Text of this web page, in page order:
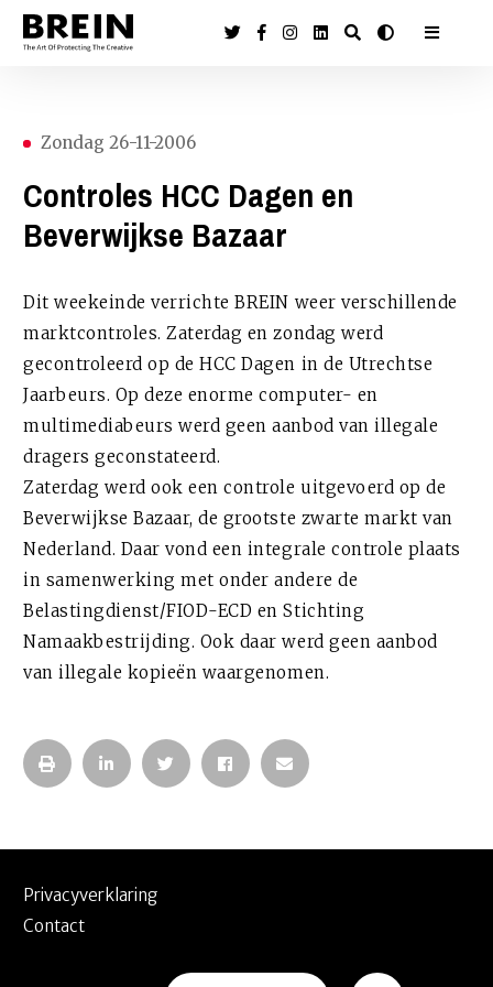
Zondag 26-11-2006
Controles HCC Dagen en
Beverwijkse Bazaar
Dit weekeinde verrichte BREIN weer verschillende
marktcontroles. Zaterdag en zondag werd
gecontroleerd op de HCC Dagen in de Utrechtse
Jaarbeurs. Op deze enorme computer- en
multimediabeurs werd geen aanbod van illegale
dragers geconstateerd.
Zaterdag werd ook een controle uitgevoerd op de
Beverwijkse Bazaar, de grootste zwarte markt van
Nederland. Daar vond een integrale controle plaats
in samenwerking met onder andere de
Belastingdienst/FIOD-ECD en Stichting
Namaakbestrijding. Ook daar werd geen aanbod
van illegale kopieën waargenomen.
Privacyverklaring
Contact